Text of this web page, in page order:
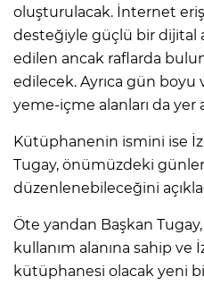
oluşturulacak. İnternet
desteğiyle güçlü bir dijital
edilen ancak raflarda
edilecek. Ayrıca gün
yeme-içme alanları da yer
Kütüphanenin ismini ise
Tugay, önümüzdeki
düzenlenebileceğini
Öte yandan Başkan
kullanım alanına sahip ve
kütüphanesi olacak yeni